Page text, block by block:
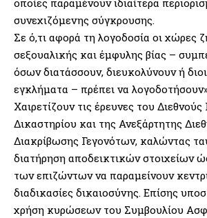
οποίες παραμένουν ιδιαίτερα
συνεχιζόμενης σύγκρουσης.
Σε ό,τι αφορά τη λογοδοσία οι χώρες
σεξουαλικής και έμφυλης βίας –
όσων διατάσσουν, διευκολύνουν ή
εγκλήματα – πρέπει να
Χαιρετίζουν τις έρευνες του
Δικαστηρίου και της Ανεξάρτητης
Διακρίβωσης Γεγονότων, καλώντας
διατήρηση αποδεικτικών στοιχείων
των επιζώντων να παραμείνουν
διαδικασίες δικαιοσύνης. Επίσης
χρήση κυρώσεων του Συμβουλίου